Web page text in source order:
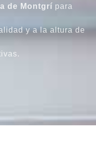
de Montgrí para
y a la altura de